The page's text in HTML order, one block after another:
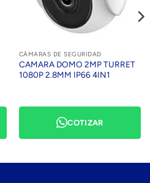
CÁMARAS DE SEGURIDAD
CAMARA DOMO 2MP TURRET
1080P 2.8MM IP66 4IN1
COTIZAR